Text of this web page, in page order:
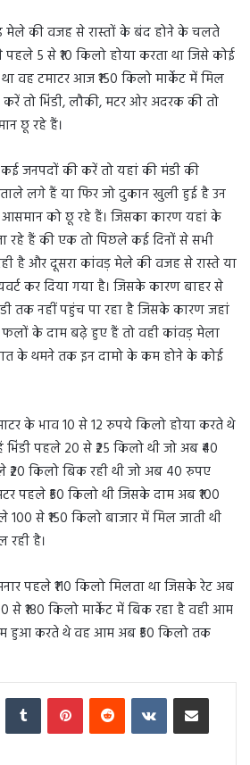
मेले की वजह से रास्तों के बंद होने के चलते
पहले 5 से ₹10 किलो होया करता था जिसे कोई
वह टमाटर आज ₹150 किलो मार्केट में मिल
तो भिंडी, लौकी, मटर ओर अदरक की तो
छू रहे हैं।
जनपदों की करें तो यहां की मंडी की
लगे हैं या फिर जो दुकान खुली हुई है उन
को छू रहे हैं। जिसका कारण यहां के
रहे हैं की एक तो पिछले कई दिनों से सभी
है और दूसरा कांवड़ मेले की वजह से रास्ते या
कर दिया गया है। जिसके कारण बाहर से
तक नहीं पहुंच पा रहा है जिसके कारण जहां
के दाम बढ़े हुए हैं तो वही कांवड़ मेला
के थमने तक इन दामो के कम होने के कोई
के भाव 10 से 12 रुपये किलो होया करते थे
पहले 20 से ₹25 किलो थी जो अब ₹40
किलो बिक रही थी जो अब 40 रुपए
पहले ₹50 किलो थी जिसके दाम अब ₹100
से ₹150 किलो बाजार में मिल जाती थी
रही है।
पहले ₹110 किलो मिलता था जिसके रेट अब
से ₹180 किलो मार्केट में बिक रहा है वही आम
हुआ करते थे वह आम अब ₹50 किलो तक
Tumblr PinterestReddit VKontakteShare via Email